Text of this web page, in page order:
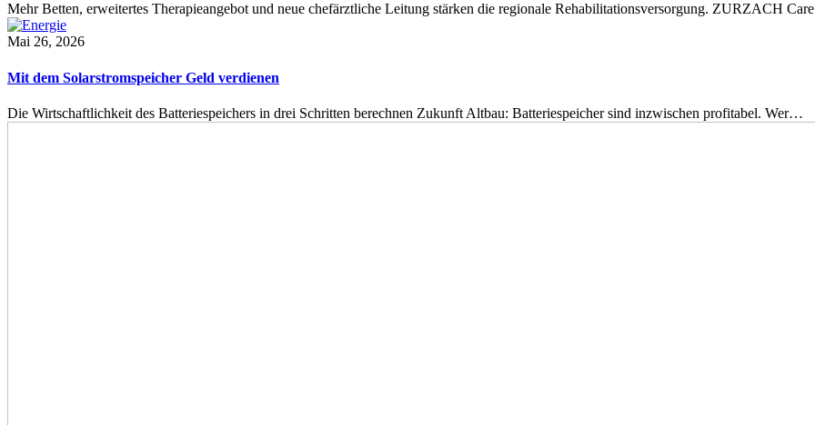
Mehr Betten, erweitertes Therapieangebot und neue chefärztliche Leitung stärken die regionale Rehabilitationsversorgung. ZURZACH
Mai 26, 2026
Mit dem Solarstromspeicher Geld verdienen
Die Wirtschaftlichkeit des Batteriespeichers in drei Schritten berechnen Zukunft Altbau: Batteriespeicher sind inzwischen profitabel. Wer…